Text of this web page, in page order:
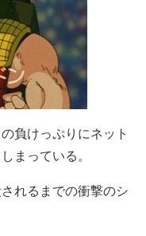
負けっぷりにネット
まっている。
れるまでの衝撃のシ